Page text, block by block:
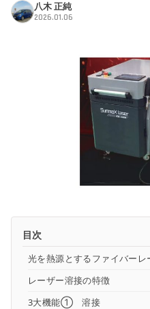
八木 正純
2026.01.06
目次
光を熱源とするファイバーレ
レーザー溶接の特徴
3大機能① 溶接